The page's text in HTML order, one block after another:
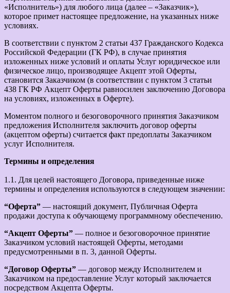
«Исполнитель») для любого лица (далее – «Заказчик»),
которое примет настоящее предложение, на указанных ниже
условиях.
В соответствии с пунктом 2 статьи 437 Гражданского Кодекса
Российской Федерации (ГК РФ), в случае принятия
изложенных ниже условий и оплаты Услуг юридическое или
физическое лицо, производящее Акцепт этой Оферты,
становится Заказчиком (в соответствии с пунктом 3 статьи
438 ГК РФ Акцепт Оферты равносилен заключению Договора
на условиях, изложенных в Оферте).
Моментом полного и безоговорочного принятия Заказчиком
предложения Исполнителя заключить договор оферты
(акцептом оферты) считается факт предоплаты Заказчиком
услуг Исполнителя.
Термины и определения
1.1. Для целей настоящего Договора, приведенные ниже
термины и определения используются в следующем значении:
“Оферта” — настоящий документ, Публичная Оферта
продажи доступа к обучающему программному обеспечению.
“Акцепт Оферты” — полное и безоговорочное принятие
Заказчиком условий настоящей Оферты, методами
предусмотренными в п. 3, данной Оферты.
“Договор Оферты” — договор между Исполнителем и
Заказчиком на предоставление Услуг который заключается
посредством Акцепта Оферты.